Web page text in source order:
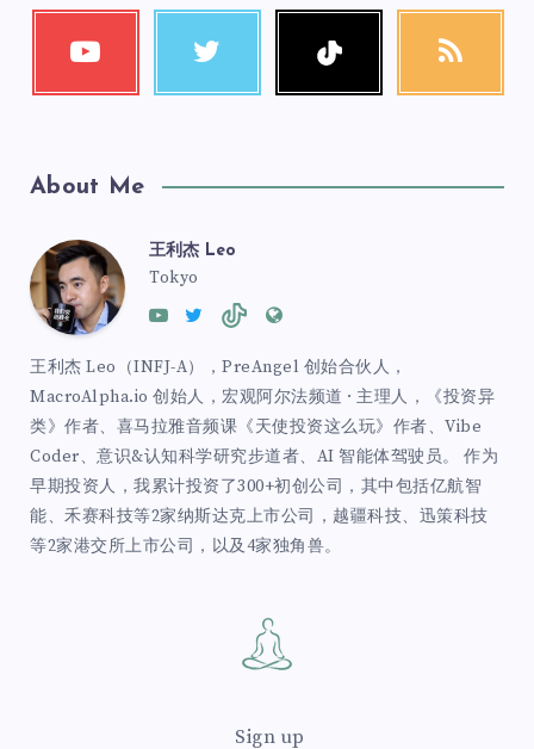
About Me
王利杰 Leo
Tokyo
王利杰 Leo（INFJ-A），PreAngel 创始合伙人，
MacroAlpha.io 创始人，宏观阿尔法频道 · 主理人，《投资异
类》作者、喜马拉雅音频课《天使投资这么玩》作者、Vibe
Coder、意识&认知科学研究步道者、AI 智能体驾驶员。 作为
早期投资人，我累计投资了300+初创公司，其中包括亿航智
能、禾赛科技等2家纳斯达克上市公司，越疆科技、迅策科技
等2家港交所上市公司，以及4家独角兽。
Sign up